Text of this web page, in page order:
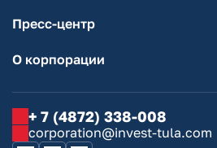
Пресс-центр
О корпорации
+ 7 (4872) 338-008
corporation@invest-tula.com